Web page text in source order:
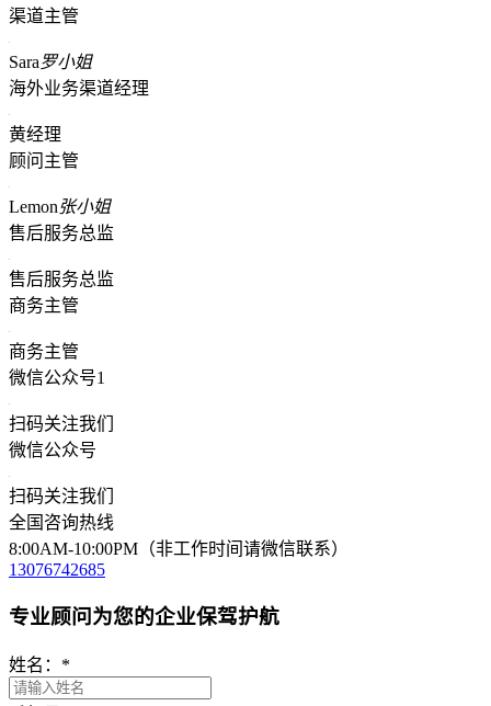
渠道主管
Sara罗小姐
海外业务渠道经理
黄经理
顾问主管
Lemon张小姐
售后服务总监
售后服务总监
商务主管
商务主管
微信公众号1
扫码关注我们
微信公众号
扫码关注我们
全国咨询热线
8:00AM-10:00PM（非工作时间请微信联系）
13076742685
专业顾问为您的企业保驾护航
姓名： *